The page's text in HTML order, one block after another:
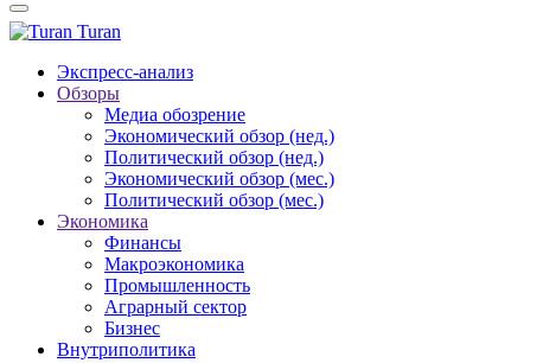
Turan
Экспресс-анализ
Обзоры
Медиа обозрение
Экономический обзор (нед.)
Политический обзор (нед.)
Экономический обзор (мес.)
Политический обзор (мес.)
Экономика
Финансы
Макроэкономика
Промышленность
Аграрный сектор
Бизнес
Внутриполитика